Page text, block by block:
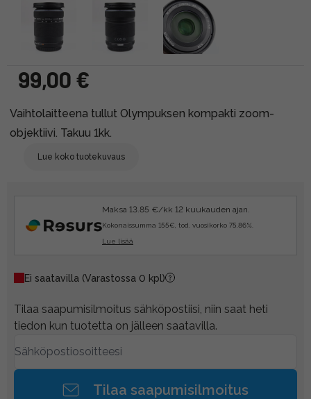
99,00 €
Vaihtolaitteena tullut Olympuksen kompakti zoom-
objektiivi. Takuu 1kk.
Lue koko tuotekuvaus
Maksa 13.85 €/kk 12 kuukauden ajan.
Kokonaissumma 155€, tod. vuosikorko 75.86%.
Lue lisää
Ei saatavilla (Varastossa 0 kpl)
Tilaa saapumisilmoitus sähköpostiisi, niin saat heti
tiedon kun tuotetta on jälleen saatavilla.
Tilaa saapumisilmoitus